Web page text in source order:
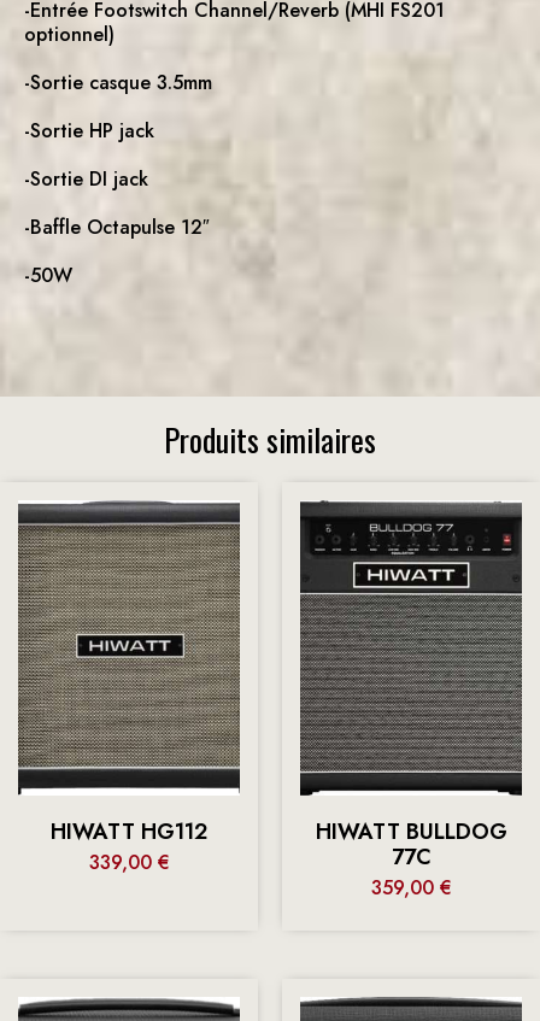
-Entrée Footswitch Channel/Reverb (MHI FS201
optionnel)
-Sortie casque 3.5mm
-Sortie HP jack
-Sortie DI jack
-Baffle Octapulse 12″
-50W
Produits similaires
HIWATT HG112
339,00 €
HIWATT BULLDOG
77C
359,00 €